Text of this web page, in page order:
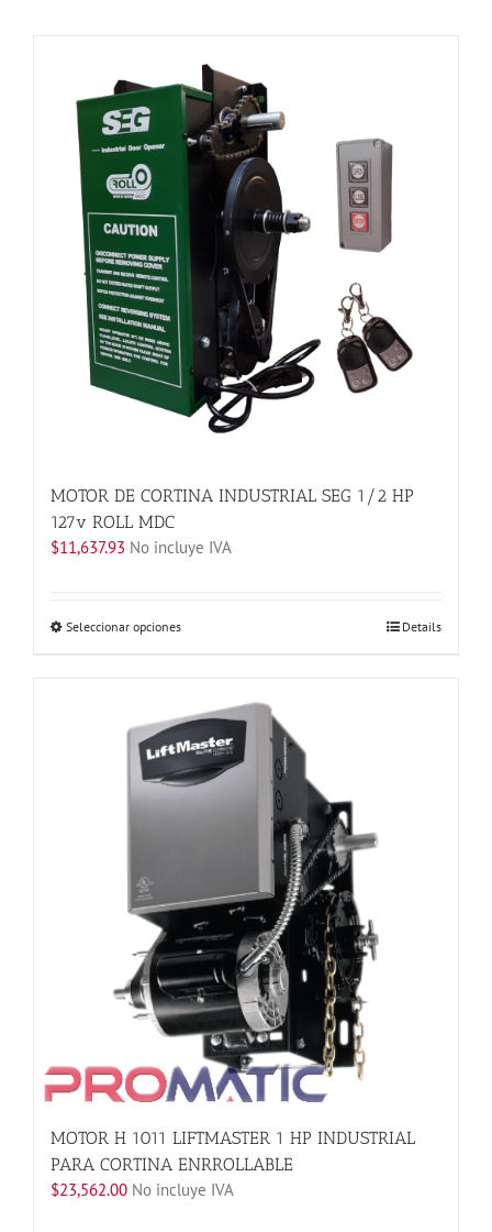
MOTOR DE CORTINA INDUSTRIAL SEG 1/2 HP
127v ROLL MDC
$11,637.93 No incluye IVA
Seleccionar opcionesEste
múltiples
variantes.
Las
opciones
se
página
de
producto
Details
MOTOR H 1011 LIFTMASTER 1 HP INDUSTRIAL
PARA CORTINA ENRROLLABLE
$23,562.00 No incluye IVA